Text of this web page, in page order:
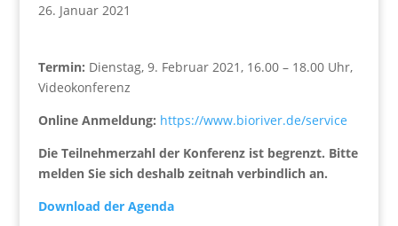
26. Januar 2021
Termin: Dienstag, 9. Februar 2021, 16.00 – 18.00 Uhr,
Videokonferenz
Online Anmeldung: https://www.bioriver.de/service
Die Teilnehmerzahl der Konferenz ist begrenzt. Bitte
melden Sie sich deshalb zeitnah verbindlich an.
Download der Agenda